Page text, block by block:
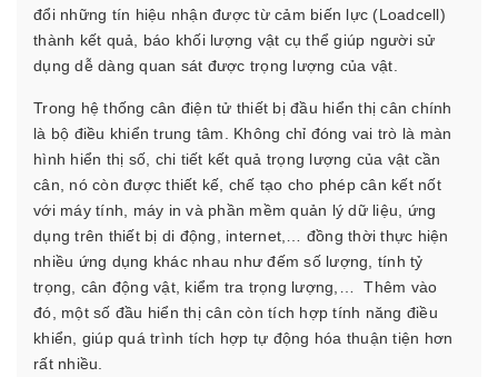
đổi những tín hiệu nhận được từ cảm biến lực (Loadcell)
thành kết quả, báo khối lượng vật cụ thể giúp người sử
dụng dễ dàng quan sát được trọng lượng của vật.
Trong hệ thống cân điện tử thiết bị đầu hiển thị cân chính
là bộ điều khiển trung tâm. Không chỉ đóng vai trò là màn
hình hiển thị số, chi tiết kết quả trọng lượng của vật cần
cân, nó còn được thiết kế, chế tạo cho phép cân kết nốt
với máy tính, máy in và phần mềm quản lý dữ liệu, ứng
dụng trên thiết bị di động, internet,… đồng thời thực hiện
nhiều ứng dụng khác nhau như đếm số lượng, tính tỷ
trọng, cân động vật, kiểm tra trọng lượng,… Thêm vào
đó, một số đầu hiển thị cân còn tích hợp tính năng điều
khiển, giúp quá trình tích hợp tự động hóa thuận tiện hơn
rất nhiều.